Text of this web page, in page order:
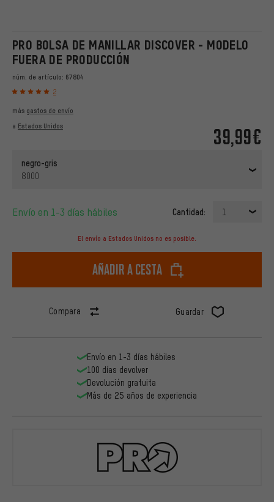
PRO BOLSA DE MANILLAR DISCOVER - MODELO
FUERA DE PRODUCCIÓN
núm. de artículo: 67804
2
39,99€
más gastos de envío
a Estados Unidos
negro-gris
8000
Envío en 1-3 días hábiles Cantidad: 1
El envío a Estados Unidos no es posible.
Añadir a cesta
Compara Guardar
Envío en 1-3 días hábiles
100 días devolver
Devolución gratuita
Más de 25 años de experiencia